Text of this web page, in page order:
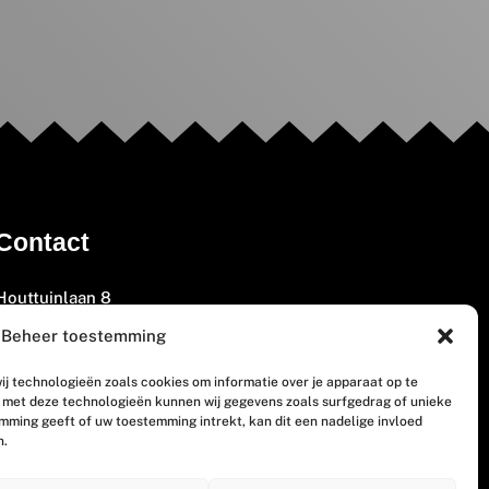
Beheer toestemming
technologieën zoals cookies om informatie over je apparaat op te
deze technologieën kunnen wij gegevens zoals surfgedrag of unieke
geeft of uw toestemming intrekt, kan dit een nadelige invloed
8
GM Woerden
405 200
disclaimer en copyright